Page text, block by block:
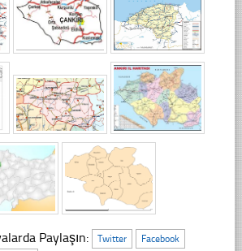
Paylaşın: Twitter
Facebook